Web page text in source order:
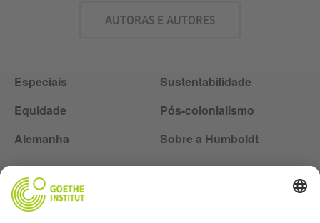
AUTORAS E AUTORES
Especiais
Sustentabilidade
Equidade
Pós-colonialismo
Alemanha
Sobre a Humboldt
Siga a revista Humboldt nas redes sociais